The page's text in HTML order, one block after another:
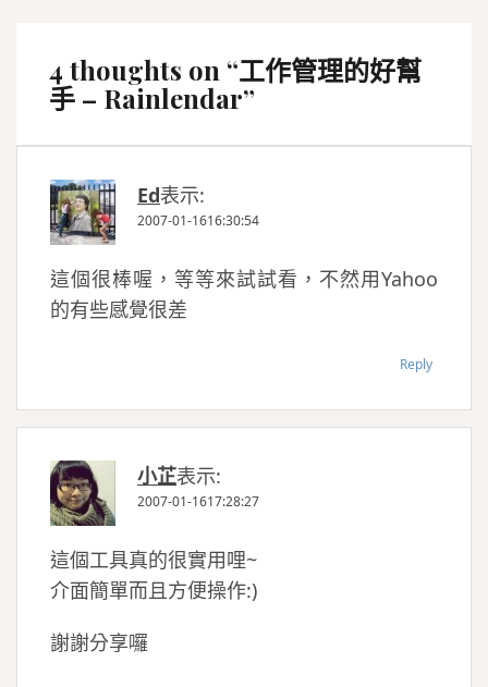
4 thoughts on “工作管理的好幫
手 – Rainlendar”
Ed表示:
2007-01-1616:30:54
這個很棒喔，等等來試試看，不然用Yahoo
的有些感覺很差
Reply
小芷表示:
2007-01-1617:28:27
這個工具真的很實用哩~
介面簡單而且方便操作:)
謝謝分享囉